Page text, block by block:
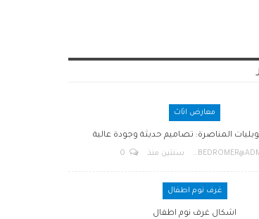
معارض اثاث
المناصرة: تصاميم حديثة وجودة عالية
BEDROMER@ADMIN سنتين منذ
غرف نوم اطفال
اشكال غرف نوم اطفال